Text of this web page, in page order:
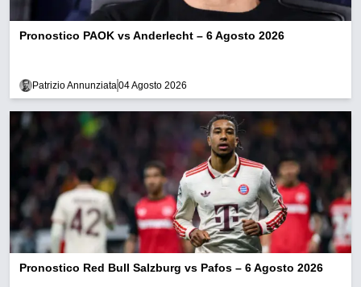
Pronostico PAOK vs Anderlecht – 6 Agosto 2026
Patrizio Annunziata04 Agosto 2026
Pronostico Red Bull Salzburg vs Pafos – 6 Agosto 2026